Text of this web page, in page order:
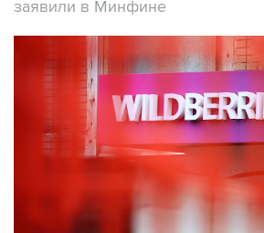
заявили в Минфине